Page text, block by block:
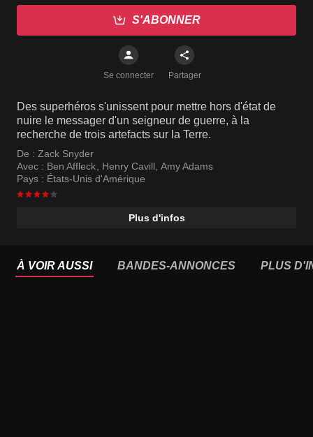
S'ABONNER
Se connecter Partager
Des superhéros s'unissent pour mettre hors d'état de
nuire le messager d'un seigneur de guerre, à la
recherche de trois artefacts sur la Terre.
De : Zack Snyder
Avec : Ben Affleck Henry Cavill Amy Adams
Pays : États-Unis d'Amérique
Plus d'infos
À VOIR AUSSI BANDES-ANNONCES PLUS